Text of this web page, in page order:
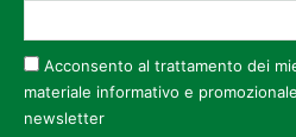
Acconsento al trattamento dei
materiale informativo e
newsletter